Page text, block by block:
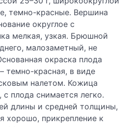
темно-красные. Вершина
округлое с
мелкая, узкая. Брюшной
малозаметный, не
окраска плода
темно-красная, в виде
налетом. Кожица
с плода снимается легко.
длины и средней толщины,
хорошо, прикрепление к